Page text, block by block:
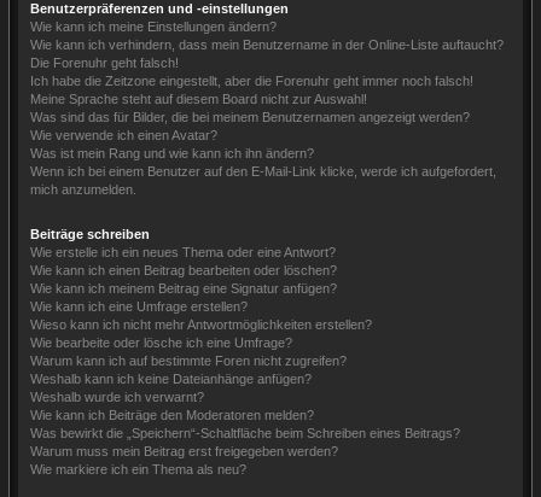
Benutzerpräferenzen und -einstellungen
Wie kann ich meine Einstellungen ändern?
Wie kann ich verhindern, dass mein Benutzername in der Online-Liste auftaucht?
Die Forenuhr geht falsch!
Ich habe die Zeitzone eingestellt, aber die Forenuhr geht immer noch falsch!
Meine Sprache steht auf diesem Board nicht zur Auswahl!
Was sind das für Bilder, die bei meinem Benutzernamen angezeigt werden?
Wie verwende ich einen Avatar?
Was ist mein Rang und wie kann ich ihn ändern?
Wenn ich bei einem Benutzer auf den E-Mail-Link klicke, werde ich aufgefordert,
mich anzumelden.
Beiträge schreiben
Wie erstelle ich ein neues Thema oder eine Antwort?
Wie kann ich einen Beitrag bearbeiten oder löschen?
Wie kann ich meinem Beitrag eine Signatur anfügen?
Wie kann ich eine Umfrage erstellen?
Wieso kann ich nicht mehr Antwortmöglichkeiten erstellen?
Wie bearbeite oder lösche ich eine Umfrage?
Warum kann ich auf bestimmte Foren nicht zugreifen?
Weshalb kann ich keine Dateianhänge anfügen?
Weshalb wurde ich verwarnt?
Wie kann ich Beiträge den Moderatoren melden?
Was bewirkt die „Speichern“-Schaltfläche beim Schreiben eines Beitrags?
Warum muss mein Beitrag erst freigegeben werden?
Wie markiere ich ein Thema als neu?